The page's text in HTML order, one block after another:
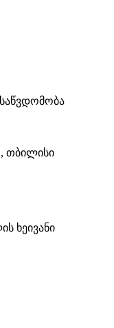
თბილისი
ხეივანი